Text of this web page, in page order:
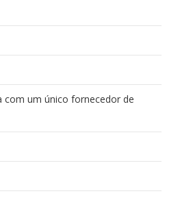
com um único fornecedor de